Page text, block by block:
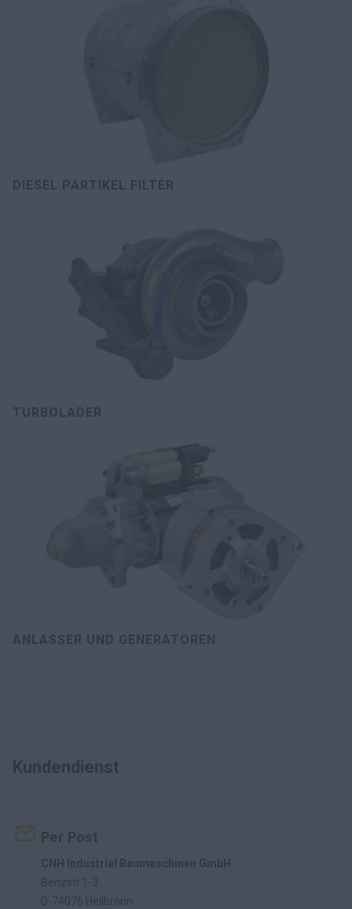
DIESEL PARTIKEL FILTER
TURBOLADER
ANLASSER UND GENERATOREN
Kundendienst
Per Post
CNH Industrial Baumaschinen GmbH
Benzstr.1-3
D-74076 Heilbronn